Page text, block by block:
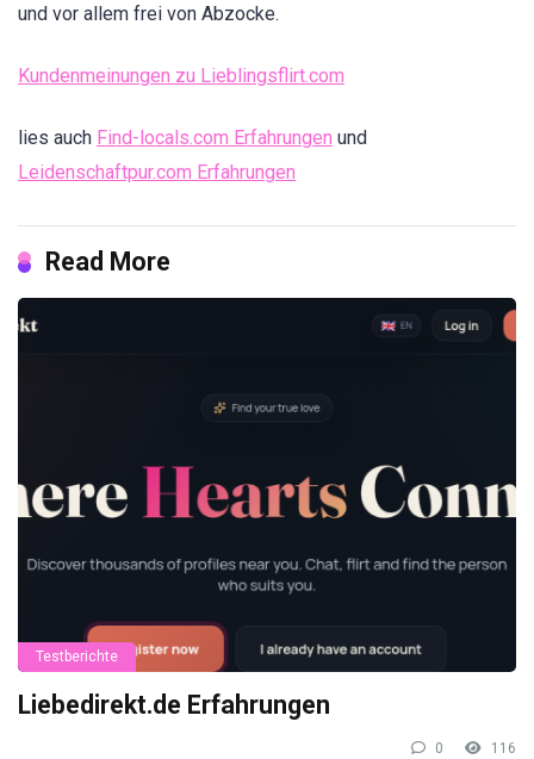
und vor allem frei von Abzocke.
Kundenmeinungen zu Lieblingsflirt.com
lies auch Find-locals.com Erfahrungen und
Leidenschaftpur.com Erfahrungen
Read More
Testberichte
Liebedirekt.de Erfahrungen
0 116